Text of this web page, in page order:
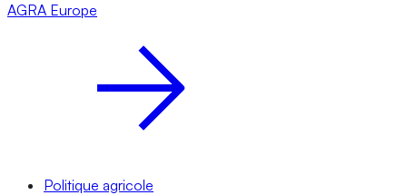
AGRA Europe
Politique agricole